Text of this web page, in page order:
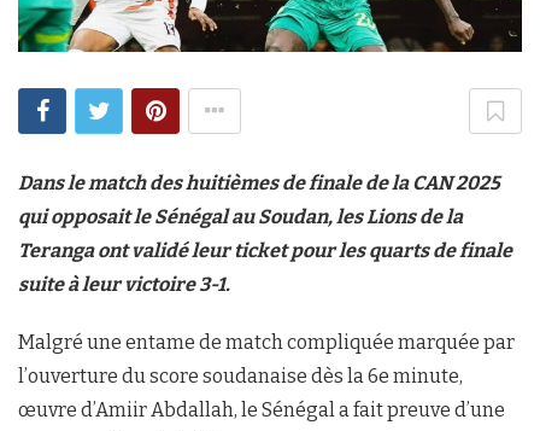
Dans le match des huitièmes de finale de la CAN 2025
qui opposait le Sénégal au Soudan, les Lions de la
Teranga ont validé leur ticket pour les quarts de finale
suite à leur victoire 3-1.
Malgré une entame de match compliquée marquée par
l’ouverture du score soudanaise dès la 6e minute,
œuvre d’Amiir Abdallah, le Sénégal a fait preuve d’une